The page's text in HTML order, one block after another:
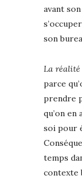
avant
son
La réalité
parce
prendre
qu’on
soi pour
temps
contexte